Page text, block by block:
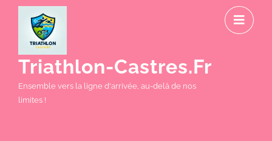
Triathlon-Castres.fr
Ensemble vers la ligne d'arrivée, au-delà de nos
limites !